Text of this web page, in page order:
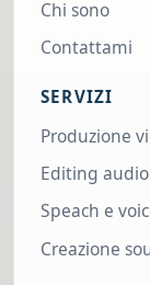
Chi sono
Contattami
SERVIZI
Produzione
Editing
Speach e
Creazione